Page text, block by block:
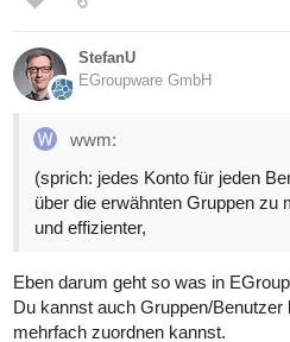
StefanU
EGroupware GmbH
wwm:
(sprich: jedes Konto für jeden
über die erwähnten Gruppen zu
und effizienter,
Eben darum geht so was in
Du kannst auch Gruppen/Benutzer
mehrfach zuordnen kannst.